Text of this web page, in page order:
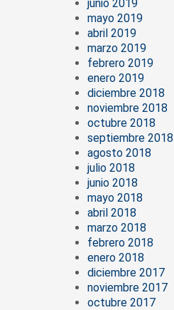
junio 2019
mayo 2019
abril 2019
marzo 2019
febrero 2019
enero 2019
diciembre 2018
noviembre 2018
octubre 2018
septiembre 2018
agosto 2018
julio 2018
junio 2018
mayo 2018
abril 2018
marzo 2018
febrero 2018
enero 2018
diciembre 2017
noviembre 2017
octubre 2017